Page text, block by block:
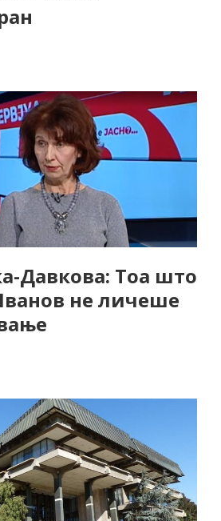
Давкова: Тоа што
не личеше